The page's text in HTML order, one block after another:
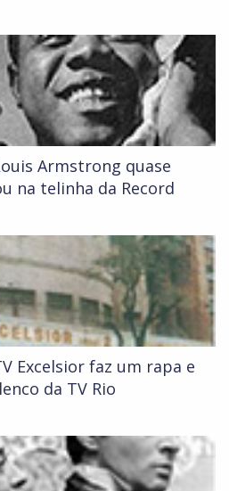
Armstrong quase
na telinha da Record
Excelsior faz um rapa e
da TV Rio